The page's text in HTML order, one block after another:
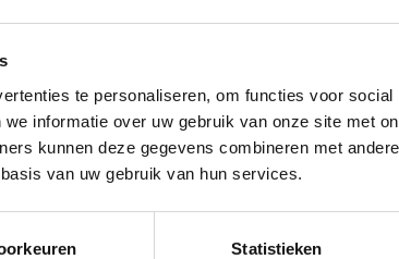
te personaliseren, om functies voor
informatie over uw gebruik van onze site met
kunnen deze gegevens combineren met
van uw gebruik van hun services.
Statistieken
RAAD VAN TOEZICHT
op het bestuur van OnderhoudNL,
voor het bestuur. De Raad van Toezicht
zijn. De directeur van de vereniging is